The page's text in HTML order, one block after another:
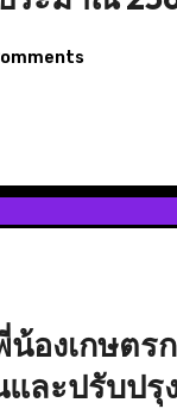
องเกษตร
ละปรับปรุ